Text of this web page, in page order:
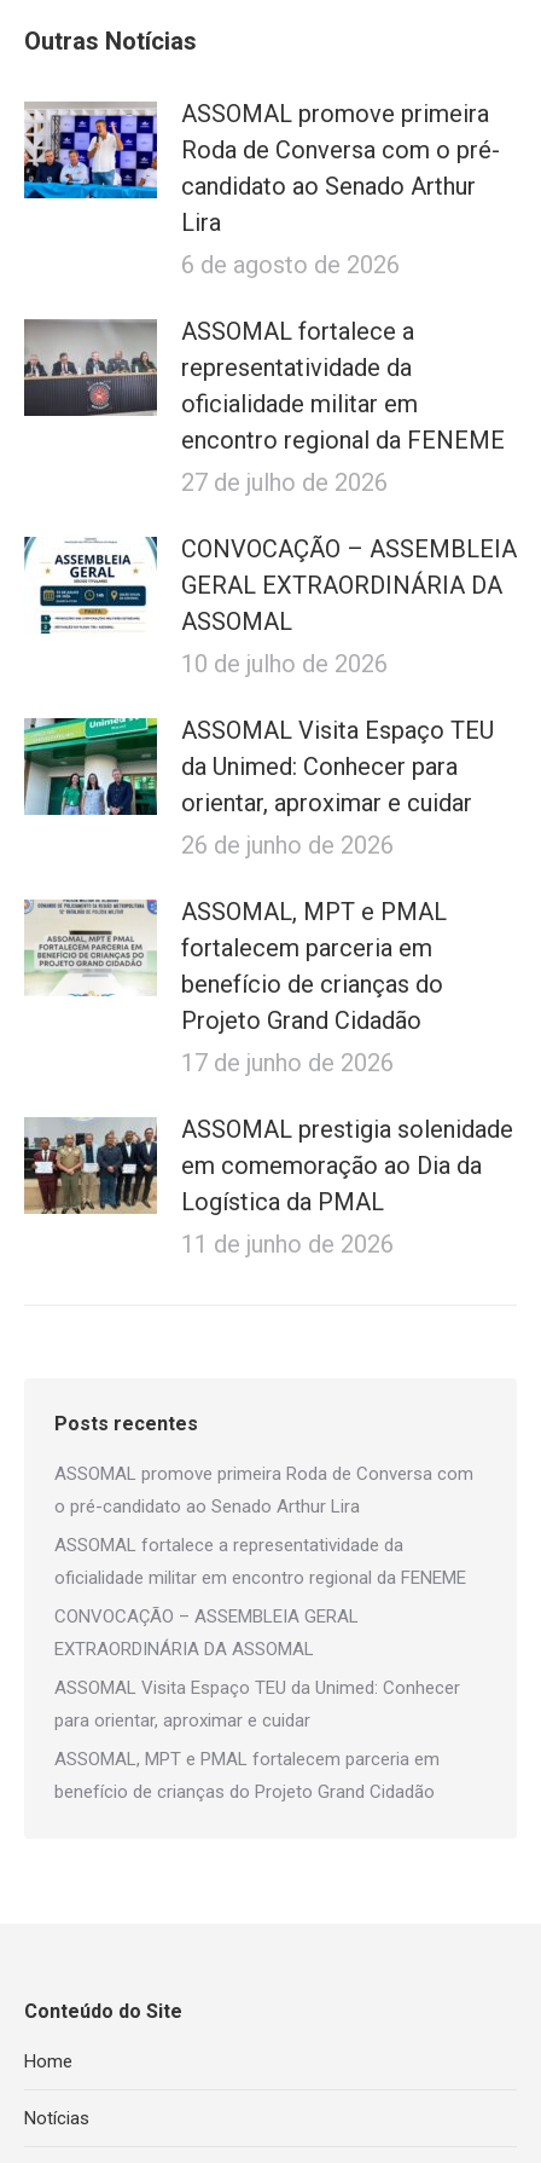
Outras Notícias
ASSOMAL promove primeira
Roda de Conversa com o pré-
candidato ao Senado Arthur
Lira
6 de agosto de 2026
ASSOMAL fortalece a
representatividade da
oficialidade militar em
encontro regional da FENEME
27 de julho de 2026
CONVOCAÇÃO – ASSEMBLEIA
GERAL EXTRAORDINÁRIA DA
ASSOMAL
10 de julho de 2026
ASSOMAL Visita Espaço TEU
da Unimed: Conhecer para
orientar, aproximar e cuidar
26 de junho de 2026
ASSOMAL, MPT e PMAL
fortalecem parceria em
benefício de crianças do
Projeto Grand Cidadão
17 de junho de 2026
ASSOMAL prestigia solenidade
em comemoração ao Dia da
Logística da PMAL
11 de junho de 2026
Posts recentes
ASSOMAL promove primeira Roda de Conversa com
o pré-candidato ao Senado Arthur Lira
ASSOMAL fortalece a representatividade da
oficialidade militar em encontro regional da FENEME
CONVOCAÇÃO – ASSEMBLEIA GERAL
EXTRAORDINÁRIA DA ASSOMAL
ASSOMAL Visita Espaço TEU da Unimed: Conhecer
para orientar, aproximar e cuidar
ASSOMAL, MPT e PMAL fortalecem parceria em
benefício de crianças do Projeto Grand Cidadão
Conteúdo do Site
Home
Notícias